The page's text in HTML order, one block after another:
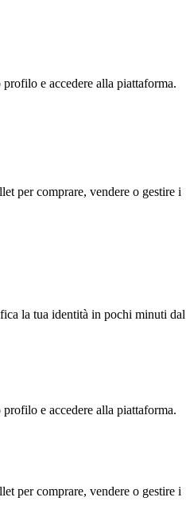
e accedere alla piattaforma.
per comprare, vendere o gestire i
la tua identità in pochi minuti dal
e accedere alla piattaforma.
per comprare, vendere o gestire i